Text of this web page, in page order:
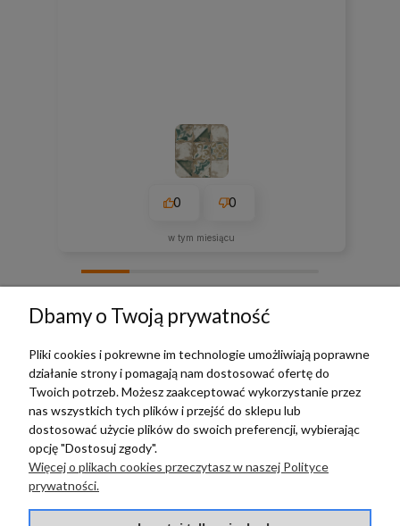
0 0
w tym miesiącu
TERRADECO
BAZA WIEDZY
PŁATNOŚCI I DOSTAWA
Dbamy o Twoją prywatność
Pliki cookies i pokrewne im technologie umożliwiają poprawne
działanie strony i pomagają nam dostosować ofertę do
Twoich potrzeb. Możesz zaakceptować wykorzystanie przez
nas wszystkich tych plików i przejść do sklepu lub
dostosować użycie plików do swoich preferencji, wybierając
opcję "Dostosuj zgody".
Więcej o plikach cookies przeczytasz w naszej Polityce
prywatności.